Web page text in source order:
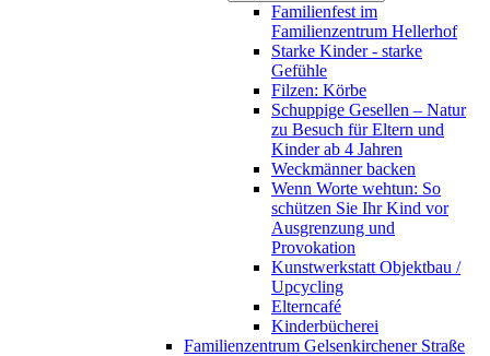
Familienfest im
Familienzentrum Hellerhof
Starke Kinder - starke
Gefühle
Filzen: Körbe
Schuppige Gesellen – Natur
zu Besuch für Eltern und
Kinder ab 4 Jahren
Weckmänner backen
Wenn Worte wehtun: So
schützen Sie Ihr Kind vor
Ausgrenzung und
Provokation
Kunstwerkstatt Objektbau /
Upcycling
Elterncafé
Kinderbücherei
Familienzentrum Gelsenkirchener Straße